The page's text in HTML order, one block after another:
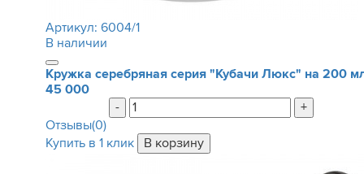
Артикул: 6004/1
В наличии
Кружка серебряная серия "Кубачи Люкс" на 200
45 000
-
+
Отзывы(0)
Купить в 1 клик